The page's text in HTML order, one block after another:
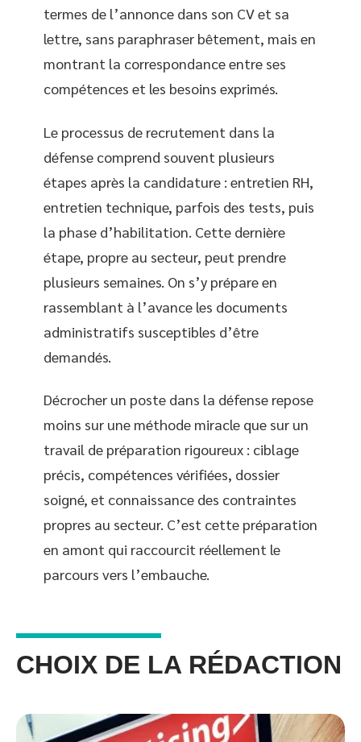
termes de l’annonce dans son CV et sa
lettre, sans paraphraser bêtement, mais en
montrant la correspondance entre ses
compétences et les besoins exprimés.
Le processus de recrutement dans la
défense comprend souvent plusieurs
étapes après la candidature : entretien RH,
entretien technique, parfois des tests, puis
la phase d’habilitation. Cette dernière
étape, propre au secteur, peut prendre
plusieurs semaines. On s’y prépare en
rassemblant à l’avance les documents
administratifs susceptibles d’être
demandés.
Décrocher un poste dans la défense repose
moins sur une méthode miracle que sur un
travail de préparation rigoureux : ciblage
précis, compétences vérifiées, dossier
soigné, et connaissance des contraintes
propres au secteur. C’est cette préparation
en amont qui raccourcit réellement le
parcours vers l’embauche.
CHOIX DE LA RÉDACTION